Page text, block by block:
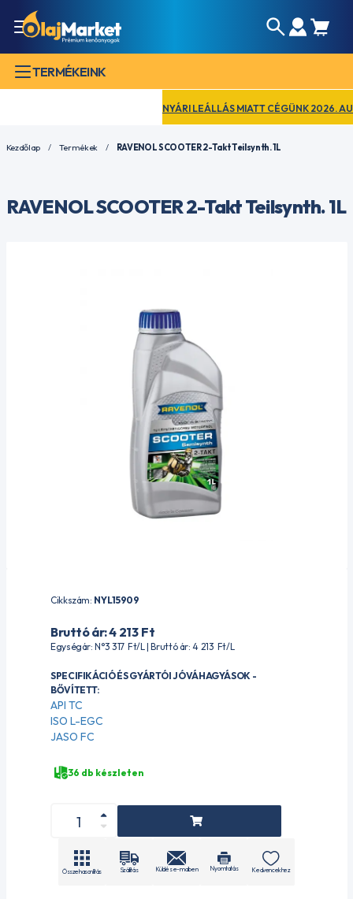
TERMÉKEINK
NYÁRI LEÁLLÁS MIATT CÉGÜNK 2026.
Kezdőlap Termékek RAVENOL SCOOTER 2-Takt Teilsynth. 1L
RAVENOL SCOOTER 2-Takt Teilsynth. 1L
Cikkszám: NYL15909
Bruttó ár: 4 213 Ft
Egységár: N°3 317 Ft/L | Bruttó ár: 4 213 Ft/L
SPECIFIKÁCIÓ ÉS GYÁRTÓI JÓVÁHAGYÁSOK -
BŐVÍTETT:
API TC
ISO L-EGC
JASO FC
36 db készleten
Összehasonlítás Szállítás Küldés e-mailben Nyomtatás Kedvencekhez